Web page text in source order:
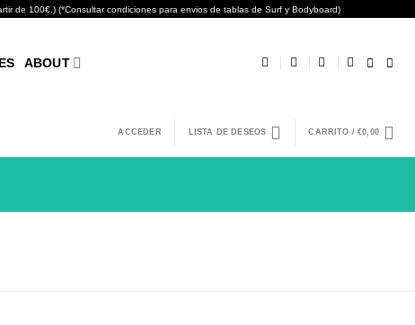
de 100€.) (*Consultar condiciones para envios de tablas de Surf y Bodyboard)
ABOUT
ACCEDER LISTA DE DESEOS CARRITO /€0,00